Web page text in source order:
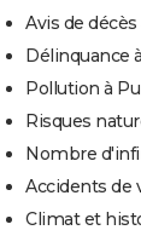
Avis de
Délinquance
Pollution à
Risques
Nombre
Accidents de
Climat et